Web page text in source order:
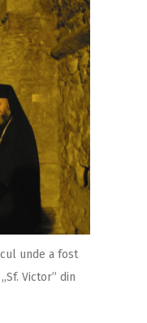
unde a fost
Victor” din